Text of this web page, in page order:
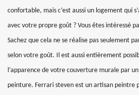
confortable, mais c’est aussi un logement qui
avec votre propre goût ? Vous êtes intéressé
Sachez que cela ne se réalise pas seulement
selon votre goût. Il est aussi entièrement
l’apparence de votre couverture murale par
peinture. Ferrari steven est un artisan peintre